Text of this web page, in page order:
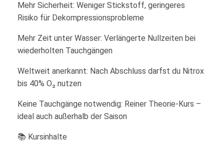
Mehr Sicherheit: Weniger Stickstoff, geringeres
Risiko für Dekompressionsprobleme
Mehr Zeit unter Wasser: Verlängerte Nullzeiten bei
wiederholten Tauchgängen
Weltweit anerkannt: Nach Abschluss darfst du Nitrox
bis 40% O₂ nutzen
Keine Tauchgänge notwendig: Reiner Theorie-Kurs –
ideal auch außerhalb der Saison
📚 Kursinhalte